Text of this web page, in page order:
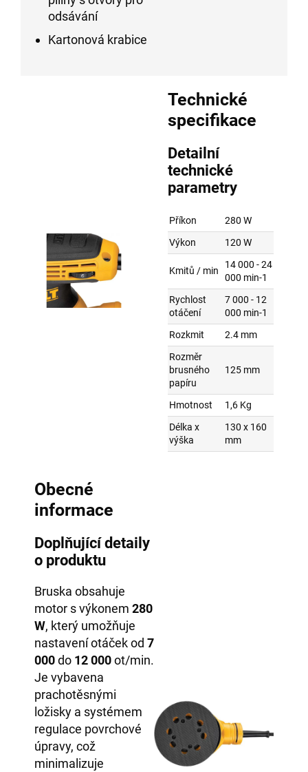
odsávání
Kartonová krabice
Technické
specifikace
Detailní
technické
parametry
Příkon
280 W
Výkon
120 W
Kmitů / min
14 000 - 24
000 min-1
Rychlost
otáčení
7 000 - 12
000 min-1
Rozkmit
2.4 mm
Rozměr
brusného
papíru
125 mm
Hmotnost
1,6 Kg
Délka x
výška
130 x 160
mm
Obecné
informace
Doplňující detaily
o produktu
Bruska obsahuje
motor s výkonem 280
W, který umožňuje
nastavení otáček od 7
000do 12 000ot/min.
Je vybavena
prachotěsnými
ložisky a systémem
regulace povrchové
úpravy, což
minimalizuje